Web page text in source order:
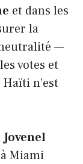
et dans les
la
—
votes et
n’est
Jovenel
Miami